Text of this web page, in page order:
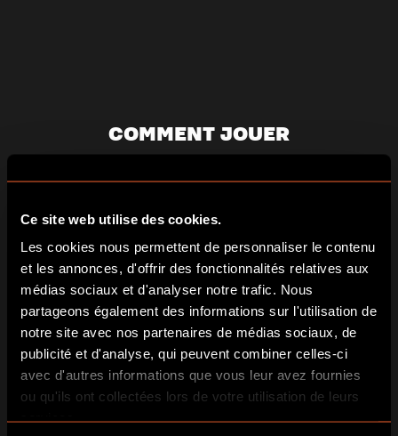
Ce site web utilise des cookies.
Les cookies nous permettent de personnaliser le contenu
et les annonces, d'offrir des fonctionnalités relatives aux
médias sociaux et d'analyser notre trafic. Nous
partageons également des informations sur l'utilisation de
notre site avec nos partenaires de médias sociaux, de
publicité et d'analyse, qui peuvent combiner celles-ci
avec d'autres informations que vous leur avez fournies
ou qu'ils ont collectées lors de votre utilisation de leurs
services.
COMMENT JOUER
1
ENTREZ DANS UN
NOUVEL UNIVERS
Chaque jeu chez Escape Hunt est
unique et vous transportera dans une
aventure immersive.